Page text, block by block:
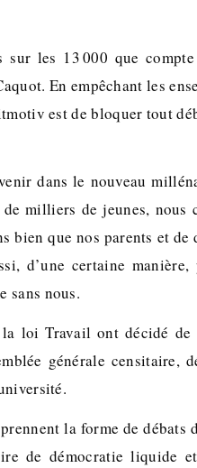
sur les 13 000 que
En empêchant les
est de bloquer tout
dans le nouveau
milliers de jeunes, nous
bien que nos parents et
d’une certaine
sans nous.
loi Travail ont décidé
générale censitaire,
la forme de débats
de démocratie liquide